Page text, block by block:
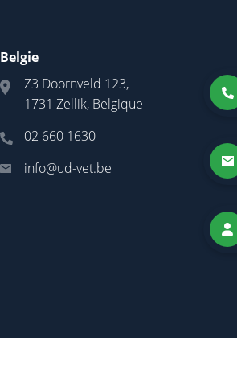
Belgie
Z3 Doornveld 123,
1731 Zellik, Belgique
02 660 1630
info@ud-vet.be